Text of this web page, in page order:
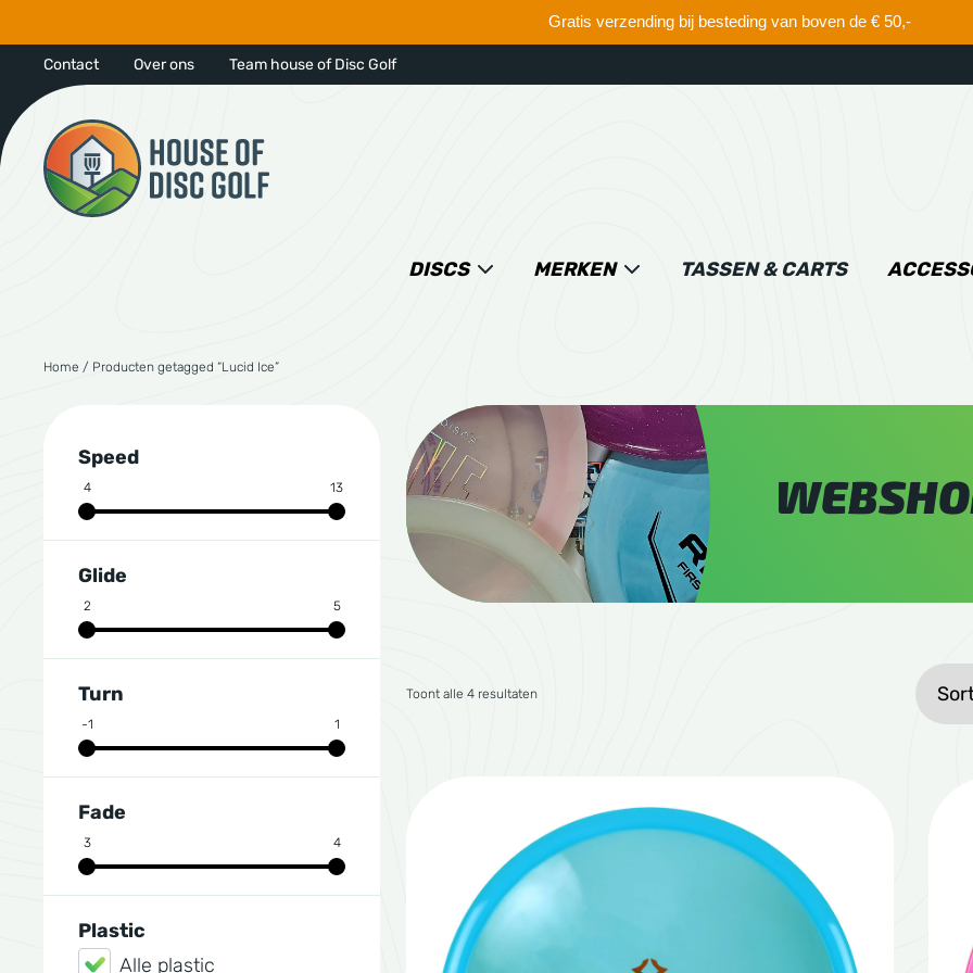
Gratis verzending bij besteding van boven de € 50,-
Contact Over ons Team house of Disc Golf
DISCS MERKEN TASSEN & CARTS
Home / Producten getagged “Lucid Ice”
Speed
4 13
Glide
2 5
Turn
-1 1
Fade
3 4
Plastic
Alle plastic
Toont alle 4 resultatenGesorteerd op gemiddelde waardering